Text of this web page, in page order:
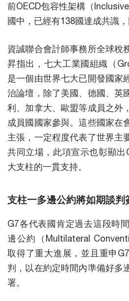
前OECD包容性架構（
國中，已經有138國達成共識，
資誠聯合會計師事務所全球稅
昇指出，七大工業國組織（
是一個由世界七大已開發國家
治論壇，除了美國、德國、英
利、加拿大、歐盟等成員之外
成員國國家參與。這些國家在
主張，一定程度代表了世界主
共同立場，此項宣示也彰顯
大支柱的一貫支持。
支柱一多邊公約將如期談判
G7各代表國肯定過去這段時
邊公約（Multilateral
取得了重大進展，並且重申
判，以在約定時間內準備好多
署。